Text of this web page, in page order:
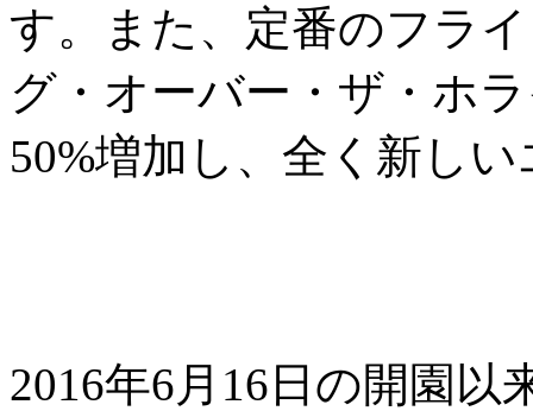
す。また、定番のフラ
グ・オーバー・ザ・ホ
50%増加し、全く新し
2016年6月16日の開園